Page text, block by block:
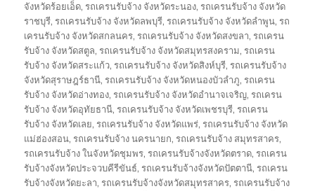
จังหวัดร้อยเอ็ด,รถเครนรับจ้าง จังหวัดระนอง,รถเครนรับจ้าง จังหวัด
ราชบุรี,รถเครนรับจ้าง จังหวัดลพบุรี,รถเครนรับจ้าง จังหวัดลำพูน,รถ
เครนรับจ้าง จังหวัดสกลนคร,รถเครนรับจ้าง จังหวัดสงขลา,รถเครน
รับจ้าง จังหวัดสตูล,รถเครนรับจ้าง จังหวัดสมุทรสงคราม,รถเครน
รับจ้าง จังหวัดสระแก้ว,รถเครนรับจ้าง จังหวัดสิงห์บุรี,รถเครนรับจ้าง
จังหวัดสุราษฎร์ธานี,รถเครนรับจ้าง จังหวัดหนองบัวลำภู,รถเครน
รับจ้าง จังหวัดอ่างทอง,รถเครนรับจ้าง จังหวัดอำนาจเจริญ,รถเครน
รับจ้าง จังหวัดอุทัยธานี,รถเครนรับจ้าง จังหวัดเพชรบุรี,รถเครน
รับจ้าง จังหวัดเลย,รถเครนรับจ้าง จังหวัดแพร่,รถเครนรับจ้าง จังหวัด
แม่ฮ่องสอน,รถเครนรับจ้าง นครนายก,รถเครนรับจ้าง สมุทรสาคร,
รถเครนรับจ้าง ในจังหวัดชุมพร,รถเครนรับจ้างจังหวัดตราด,รถเครน
รับจ้างจังหวัดประจวบคีรีขันธ์,รถเครนรับจ้างจังหวัดปัตตานี,รถเครน
รับจ้างจังหวัดยะลา,รถเครนรับจ้างจังหวัดสมุทรสาคร,รถเครนรับจ้าง